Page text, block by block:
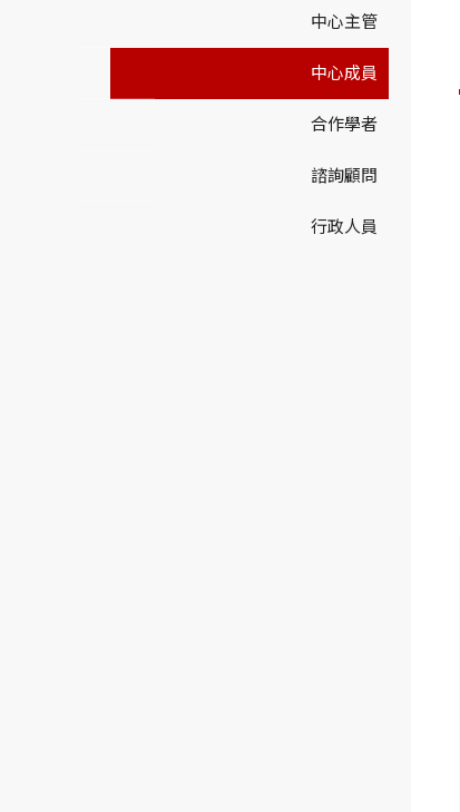
中心主管
中心成員
合作學者
諮詢顧問
行政人員